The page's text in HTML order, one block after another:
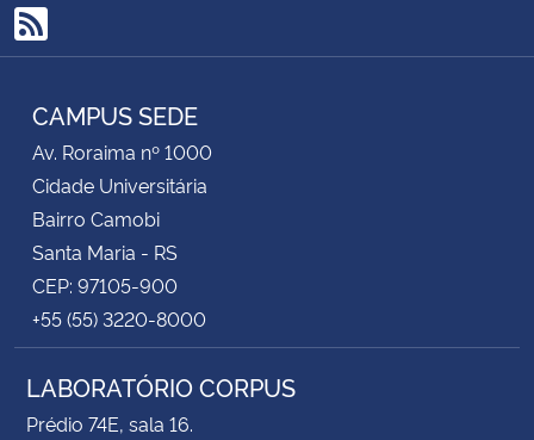
RSS
CAMPUS SEDE
Av. Roraima nº 1000
Cidade Universitária
Bairro Camobi
Santa Maria - RS
CEP: 97105-900
+55 (55) 3220-8000
LABORATÓRIO CORPUS
Prédio 74E, sala 16.